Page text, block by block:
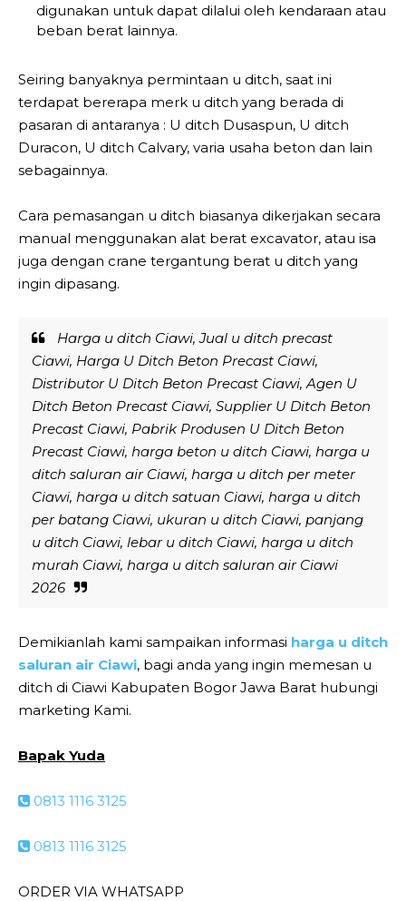
digunakan untuk dapat dilalui oleh kendaraan atau
beban berat lainnya.
Seiring banyaknya permintaan u ditch, saat ini
terdapat bererapa merk u ditch yang berada di
pasaran di antaranya : U ditch Dusaspun, U ditch
Duracon, U ditch Calvary, varia usaha beton dan lain
sebagainnya.
Cara pemasangan u ditch biasanya dikerjakan secara
manual menggunakan alat berat excavator, atau isa
juga dengan crane tergantung berat u ditch yang
ingin dipasang.
Harga u ditch Ciawi, Jual u ditch precast
Ciawi, Harga U Ditch Beton Precast Ciawi,
Distributor U Ditch Beton Precast Ciawi, Agen U
Ditch Beton Precast Ciawi, Supplier U Ditch Beton
Precast Ciawi, Pabrik Produsen U Ditch Beton
Precast Ciawi, harga beton u ditch Ciawi, harga u
ditch saluran air Ciawi, harga u ditch per meter
Ciawi, harga u ditch satuan Ciawi, harga u ditch
per batang Ciawi, ukuran u ditch Ciawi, panjang
u ditch Ciawi, lebar u ditch Ciawi, harga u ditch
murah Ciawi, harga u ditch saluran air Ciawi
2026
Demikianlah kami sampaikan informasi harga u ditch
saluran air Ciawi, bagi anda yang ingin memesan u
ditch di Ciawi Kabupaten Bogor Jawa Barat hubungi
marketing Kami.
Bapak Yuda
0813 1116 3125
0813 1116 3125
ORDER VIA WHATSAPP